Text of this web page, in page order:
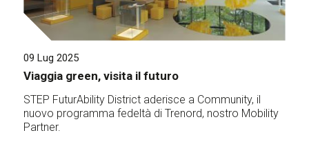
09 Lug 2025
Viaggia green, visita il futuro
STEP FuturAbility District aderisce a Community, il
nuovo programma fedeltà di Trenord, nostro Mobility
Partner.